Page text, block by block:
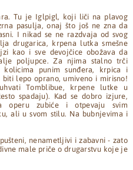
Tu je Iglpigl, koji liči na plavog
pasulja, onaj što još ne zna da
I nikad se ne razdvaja od svog
drugarica, krpena lutka smešne
kao i sve devojčice obožava da
poljupce. Za njima stalno trči
kolicima punim sunđera, krpica i
lepo oprano, umiveno i mirisno!
Tomblibue, krpene lutke u
spadaju). Kad se dobro izjure,
operu zubiće i otpevaju svim
ali u svom stilu. Na bubnjevima i
nenametljivi i zabavni - zato
male priče o drugarstvu koje je